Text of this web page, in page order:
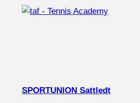
SPORTUNION Sattledt